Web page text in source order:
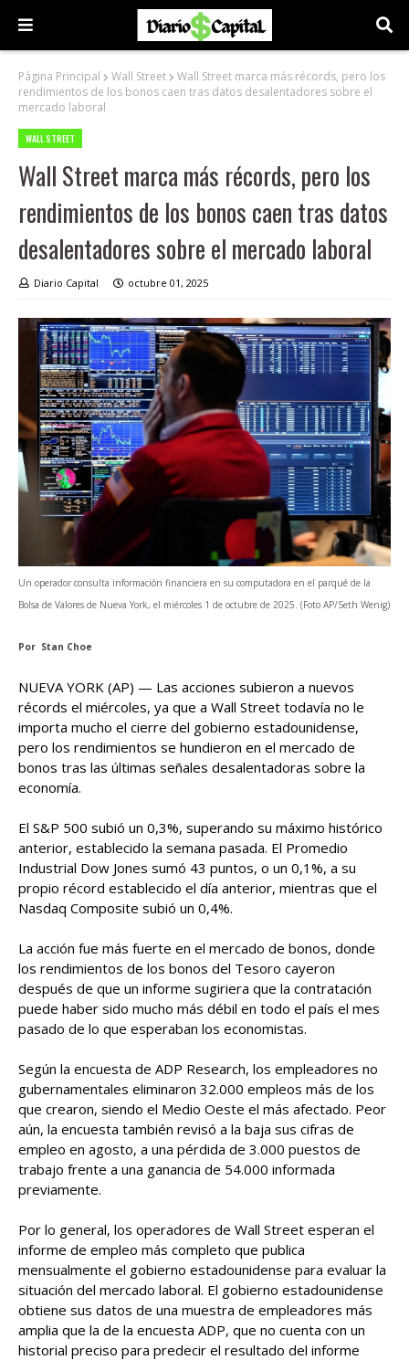
Página Principal Wall Street
Wall Street marca más récords, pero los
rendimientos de los bonos caen tras datos desalentadores sobre el
mercado laboral
WALL STREET
Wall Street marca más récords, pero los
rendimientos de los bonos caen tras datos
desalentadores sobre el mercado laboral
Diario Capital octubre 01, 2025
Un operador consulta información financiera en su computadora en el parqué de la
Bolsa de Valores de Nueva York, el miércoles 1 de octubre de 2025. (Foto AP/Seth Wenig)
Por Stan Choe
NUEVA YORK (AP) — Las acciones subieron a nuevos
récords el miércoles, ya que a Wall Street todavía no le
importa mucho el cierre del gobierno estadounidense,
pero los rendimientos se hundieron en el mercado de
bonos tras las últimas señales desalentadoras sobre la
economía.
El S&P 500 subió un 0,3%, superando su máximo histórico
anterior, establecido la semana pasada. El Promedio
Industrial Dow Jones sumó 43 puntos, o un 0,1%, a su
propio récord establecido el día anterior, mientras que el
Nasdaq Composite subió un 0,4%.
La acción fue más fuerte en el mercado de bonos, donde
los rendimientos de los bonos del Tesoro cayeron
después de que un informe sugiriera que la contratación
puede haber sido mucho más débil en todo el país el mes
pasado de lo que esperaban los economistas.
Según la encuesta de ADP Research, los empleadores no
gubernamentales eliminaron 32.000 empleos más de los
que crearon, siendo el Medio Oeste el más afectado. Peor
aún, la encuesta también revisó a la baja sus cifras de
empleo en agosto, a una pérdida de 3.000 puestos de
trabajo frente a una ganancia de 54.000 informada
previamente.
Por lo general, los operadores de Wall Street esperan el
informe de empleo más completo que publica
mensualmente el gobierno estadounidense para evaluar la
situación del mercado laboral. El gobierno estadounidense
obtiene sus datos de una muestra de empleadores más
amplia que la de la encuesta ADP, que no cuenta con un
historial preciso para predecir el resultado del informe